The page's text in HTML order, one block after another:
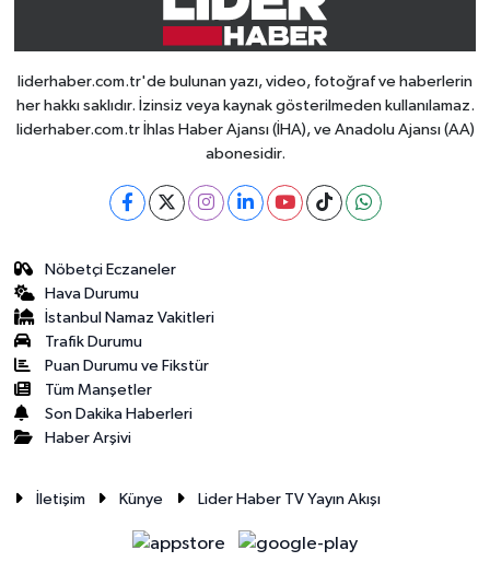
liderhaber.com.tr'de bulunan yazı, video, fotoğraf ve haberlerin
her hakkı saklıdır. İzinsiz veya kaynak gösterilmeden kullanılamaz.
liderhaber.com.tr İhlas Haber Ajansı (İHA), ve Anadolu Ajansı (AA)
abonesidir.
Nöbetçi Eczaneler
Hava Durumu
İstanbul Namaz Vakitleri
Trafik Durumu
Puan Durumu ve Fikstür
Tüm Manşetler
Son Dakika Haberleri
Haber Arşivi
İletişim Künye Lider Haber TV Yayın Akışı